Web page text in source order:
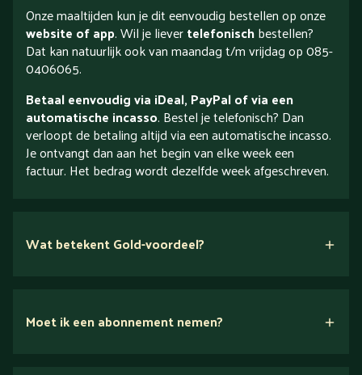
Onze maaltijden kun je dit eenvoudig bestellen op onze
website of app. Wil je lievertelefonischbestellen?
Dat kan natuurlijk ook van maandag t/m vrijdag op 085-
0406065.
Betaal eenvoudig via iDeal, PayPal of via een
automatische incasso. Bestel je telefonisch? Dan
verloopt de betaling altijd via een automatische incasso.
Je ontvangt dan aan het begin van elke week een
factuur. Het bedrag wordt dezelfde week afgeschreven.
Wat betekent Gold-voordeel?
Moet ik een abonnement nemen?